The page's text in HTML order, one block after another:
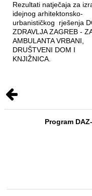
Rezultati natječaja za
idejnog arhitektonsko-
urbanističkog rješenja
ZDRAVLJA ZAGREB -
AMBULANTA VRBANI,
DRUŠTVENI DOM I
KNJIŽNICA.
Program